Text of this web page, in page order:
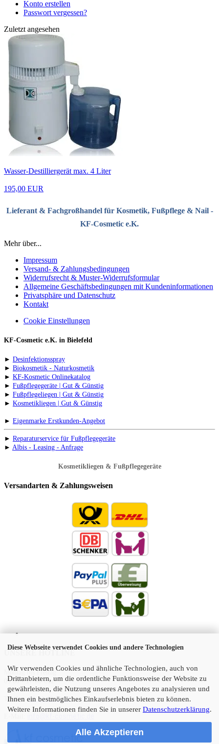
Diese Webseite verwendet Cookies und andere Technologien
Wir verwenden Cookies und ähnliche Technologien, auch von
Drittanbietern, um die ordentliche Funktionsweise der Website zu
gewährleisten, die Nutzung unseres Angebotes zu analysieren und
Ihnen ein bestmögliches Einkaufserlebnis bieten zu können.
Weitere Informationen finden Sie in unserer Datenschutzerklärung.
Alle Akzeptieren
Konto erstellen
Passwort vergessen?
Zuletzt angesehen
Wasser-Destilliergerät max. 4 Liter
195,00 EUR
Lieferant & Fachgroßhandel für Kosmetik, Fußpflege & Nail -
KF-Cosmetic e.K.
Mehr über...
Impressum
Versand- & Zahlungsbedingungen
Widerrufsrecht & Muster-Widerrufsformular
Allgemeine Geschäftsbedingungen mit Kundeninformationen
Privatsphäre und Datenschutz
Kontakt
Cookie Einstellungen
KF-Cosmetic e.K. in Bielefeld
► Desinfektionsspray
► Biokosmetik - Naturkosmetik
► KF-Kosmetic Onlinekatalog
► Fußpflegegeräte | Gut & Günstig
► Fußpflegeliegen | Gut & Günstig
► Kosmetikliegen | Gut & Günstig
► Eigenmarke Erstkunden-Angebot
► Reparaturservice für Fußpflegegeräte
► Albis - Leasing - Anfrage
Kosmetikliegen & Fußpflegegeräte
Versandarten & Zahlungsweisen
Montag bis Freitag
09:00 - 17:00 Uhr
Telefon:05 21 45 11 10